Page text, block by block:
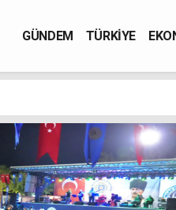
GÜNDEM TÜRKİYE